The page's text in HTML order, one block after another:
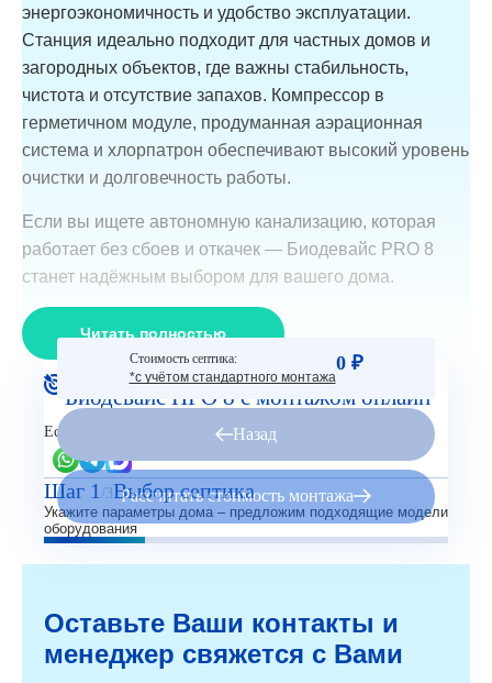
энергоэкономичность и удобство эксплуатации.
Станция идеально подходит для частных домов и
загородных объектов, где важны стабильность,
чистота и отсутствие запахов. Компрессор в
герметичном модуле, продуманная аэрационная
система и хлорпатрон обеспечивают высокий уровень
очистки и долговечность работы.
Если вы ищете автономную канализацию, которая
работает без сбоев и откачек — Биодевайс PRO 8
станет надёжным выбором для вашего дома.
Читать полностью
Рассчитайте стоимость Септик
Биодевайс ПРО 8 с монтажом онлайн
Есть вопросы?
Шаг 1 /3Выбор септика
Укажите параметры дома – предложим подходящие модели
оборудования
Назад
Стоимость септика:
*с учётом стандартного монтажа
0 ₽
Рассчитать стоимость монтажа
Оставьте Ваши контакты и
менеджер свяжется с Вами